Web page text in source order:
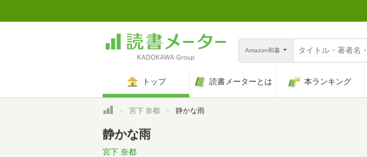
Amazon和書
トップ 読書メーターとは 本ランキング
トップ宮下 奈都 静かな雨
静かな雨
宮下 奈都